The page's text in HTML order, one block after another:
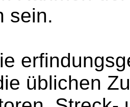
sein.
üblichen